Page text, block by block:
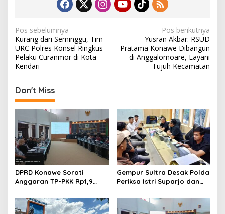
N
a
v
g
a
s
i
p
o
s
Pos sebelumnya
Kurang dari Seminggu, Tim
URC Polres Konsel Ringkus
Pelaku Curanmor di Kota
Kendari
Pos berikutnya
Yusran Akbar: RSUD
Pratama Konawe Dibangun
di Anggalomoare, Layani
Tujuh Kecamatan
Don't Miss
DPRD Konawe Soroti
Anggaran TP-PKK Rp1,9
untuk Perjalanan Dinas
Gempur Sultra Desak Polda
Periksa Istri Suparjo dan
Kasus Tambang Ilegal